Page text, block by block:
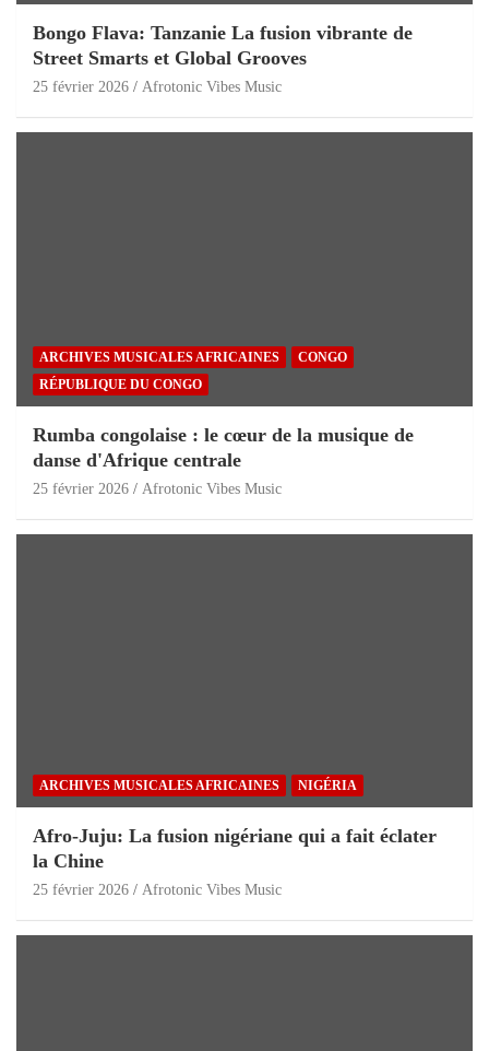
Bongo Flava: Tanzanie La fusion vibrante de
Street Smarts et Global Grooves
25 février 2026 Afrotonic Vibes Music
ARCHIVES MUSICALES AFRICAINES
CONGO
RÉPUBLIQUE DU CONGO
Rumba congolaise : le cœur de la musique de
danse d'Afrique centrale
25 février 2026 Afrotonic Vibes Music
ARCHIVES MUSICALES AFRICAINES NIGÉRIA
Afro-Juju: La fusion nigériane qui a fait éclater
la Chine
25 février 2026 Afrotonic Vibes Music